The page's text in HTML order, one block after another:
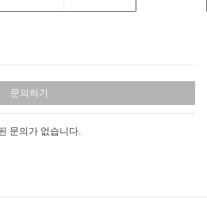
문의하기
문의가 없습니다.